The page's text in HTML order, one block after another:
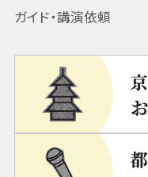
ガイド・講演依頼